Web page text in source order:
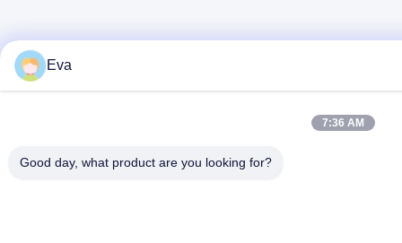
Eva
7:36 AM
Good day, what product are you looking for?